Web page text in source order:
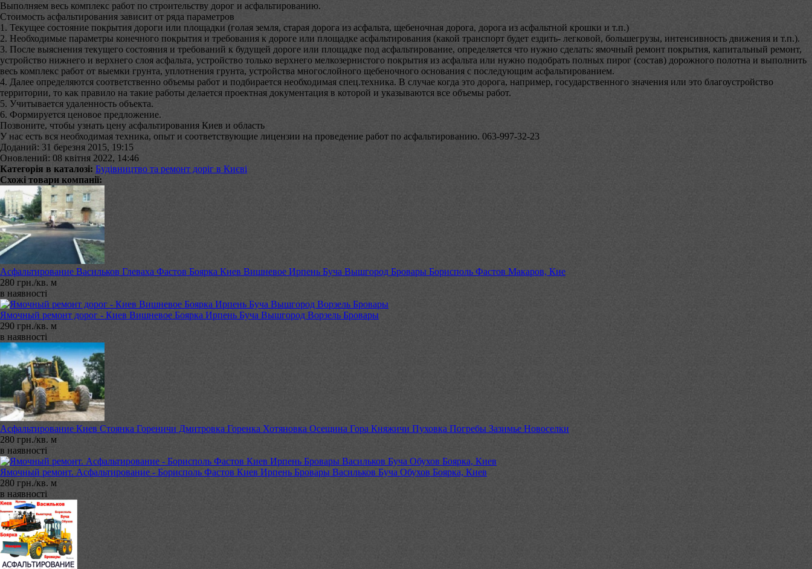
Выполняем весь комплекс работ по строительству дорог и асфальтированию.
Стоимость асфальтирования зависит от ряда параметров
1. Текущее состояние покрытия дороги или площадки (голая земля, старая дорога из асфальта, щебеночная дорога, дорога из асфальтной крошки и т.п.)
2. Необходимые параметры конечного покрытия и требования к дороге или площадке асфальтирования (какой транспорт будет ездить- легковой, большегрузы, интенсивность движения и т.п.).
3. После выяснения текущего состояния и требований к будущей дороге или площадке под асфальтирование, определяется что нужно сделать: ямочный ремонт покрытия, капитальный ремонт,
устройство нижнего и верхнего слоя асфальта, устройство только верхнего мелкозернистого покрытия из асфальта или нужно подобрать полных пирог (состав) дорожного полотна и выполнить
весь комплекс работ от выемки грунта, уплотнения грунта, устройства многослойного щебеночного основания с последующим асфальтированием.
4. Далее определяются соответственно объемы работ и подбирается необходимая спец.техника. В случае когда это дорога, например, государственного значения или это благоустройство
территории, то как правило на такие работы делается проектная документация в которой и указываются все объемы работ.
5. Учитывается удаленность объекта.
6. Формируется ценовое предложение.
Позвоните, чтобы узнать цену асфальтирования Киев и область
У нас есть вся необходимая техника, опыт и соответствующие лицензии на проведение работ по асфальтированию. 063-997-32-23
Доданий: 31 березня 2015, 19:15
Оновлений: 08 квітня 2022, 14:46
Категорія в каталозі: Будівництво та ремонт доріг в Києві
Схожі товари компанії:
Асфальтирование Васильков Глеваха Фастов Боярка Киев Вишневое Ирпень Буча Вышгород Бровары Борисполь Фастов Макаров, Кие
280 грн./кв. м
в наявності
Ямочный ремонт дорог - Киев Вишневое Боярка Ирпень Буча Вышгород Ворзель Бровары
290 грн./кв. м
в наявності
Асфальтирование Киев Стоянка Гореничи Дмитровка Горенка Хотяновка Осещина Гора Княжичи Пуховка Погребы Зазимье Новоселки
280 грн./кв. м
в наявності
Ямочный ремонт. Асфальтирование - Борисполь Фастов Киев Ирпень Бровары Васильков Буча Обухов Боярка, Киев
280 грн./кв. м
в наявності